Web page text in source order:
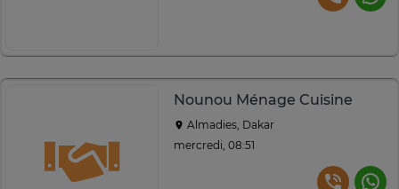
Nounou Ménage Cuisine
Almadies, Dakar
mercredi, 08:51